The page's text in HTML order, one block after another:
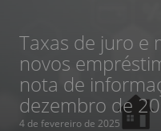
Taxas de juro e
novos
nota de
dezembro de
4 de fevereiro de 2025